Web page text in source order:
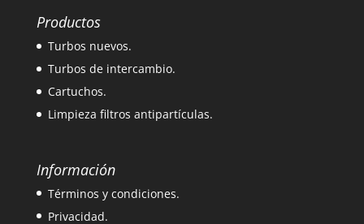
Productos
Turbos nuevos.
Turbos de intercambio.
Cartuchos.
Limpieza filtros antipartículas.
Información
Términos y condiciones.
Privacidad.